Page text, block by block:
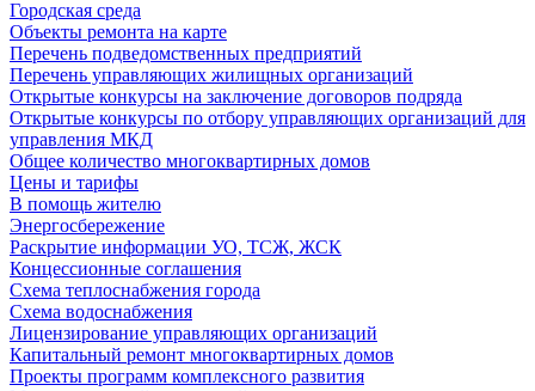
Городская среда
Объекты ремонта на карте
Перечень подведомственных предприятий
Перечень управляющих жилищных организаций
Открытые конкурсы на заключение договоров подряда
Открытые конкурсы по отбору управляющих организаций для
управления МКД
Общее количество многоквартирных домов
Цены и тарифы
В помощь жителю
Энергосбережение
Раскрытие информации УО, ТСЖ, ЖСК
Концессионные соглашения
Схема теплоснабжения города
Схема водоснабжения
Лицензирование управляющих организаций
Капитальный ремонт многоквартирных домов
Проекты программ комплексного развития